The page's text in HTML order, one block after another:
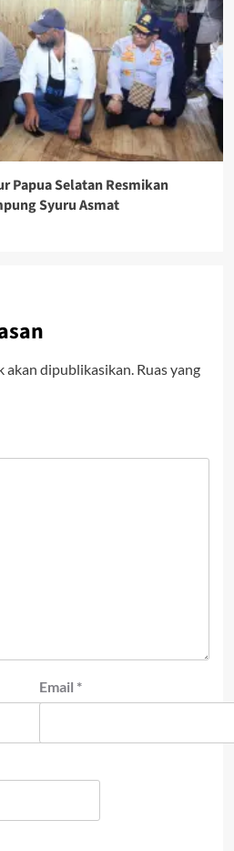
Papua Selatan Resmikan
Syuru Asmat
dipublikasikan. Ruas yang
Email *